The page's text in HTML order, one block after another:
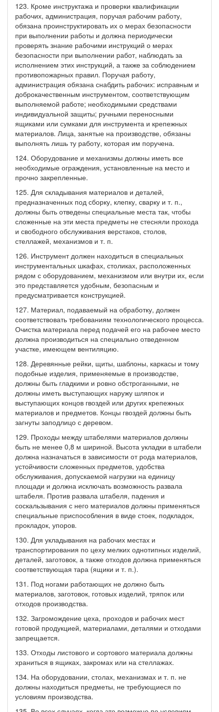
123. Кроме инструктажа и проверки квалификации
рабочих, администрация, поручая рабочим работу,
обязана проинструктировать их о мерах безопасности
при выполнении работы и должна периодически
проверять знание рабочими инструкций о мерах
безопасности при выполнении работ, наблюдать за
исполнением этих инструкций, а также за соблюдением
противопожарных правил. Поручая работу,
администрация обязана снабдить рабочих: исправным и
доброкачественным инструментом, соответствующим
выполняемой работе; необходимыми средствами
индивидуальной защиты; ручными переносными
ящиками или сумками для инструмента и крепежных
материалов. Лица, занятые на производстве, обязаны
выполнять лишь ту работу, которая им поручена.
124. Оборудование и механизмы должны иметь все
необходимые ограждения, установленные на место и
прочно закрепленные.
125. Для складывания материалов и деталей,
предназначенных под сборку, клепку, сварку и т. п.,
должны быть отведены специальные места так, чтобы
сложенные на эти места предметы не стесняли прохода
и свободного обслуживания верстаков, столов,
стеллажей, механизмов и т. п.
126. Инструмент должен находиться в специальных
инструментальных шкафах, столиках, расположенных
рядом с оборудованием, механизмом или внутри их, если
это представляется удобным, безопасным и
предусматривается конструкцией.
127. Материал, подаваемый на обработку, должен
соответствовать требованиям технологического процесса.
Очистка материала перед подачей его на рабочее место
должна производиться на специально отведенном
участке, имеющем вентиляцию.
128. Деревянные рейки, щиты, шаблоны, каркасы и тому
подобные изделия, применяемые в производстве,
должны быть гладкими и ровно обстроганными, не
должны иметь выступающих наружу шляпок и
выступающих концов гвоздей или других крепежных
материалов и предметов. Концы гвоздей должны быть
загнуты заподлицо с деревом.
129. Проходы между штабелями материалов должны
быть не менее 0,8 м шириной. Высота укладки в штабели
должна назначаться в зависимости от рода материалов,
устойчивости сложенных предметов, удобства
обслуживания, допускаемой нагрузки на единицу
площади и должна исключать возможность развала
штабеля. Против развала штабеля, падения и
соскальзывания с него материалов должны применяться
специальные приспособления в виде стоек, подкладок,
прокладок, упоров.
130. Для укладывания на рабочих местах и
транспортирования по цеху мелких однотипных изделий,
деталей, заготовок, а также отходов должна применяться
соответствующая тара (ящики и т. п.).
131. Под ногами работающих не должно быть
материалов, заготовок, готовых изделий, тряпок или
отходов производства.
132. Загромождение цеха, проходов и рабочих мест
готовой продукцией, материалами, деталями и отходами
запрещается.
133. Отходы листового и сортового материала должны
храниться в ящиках, закромах или на стеллажах.
134. На оборудовании, столах, механизмах и т. п. не
должны находиться предметы, не требующиеся по
условиям производства.